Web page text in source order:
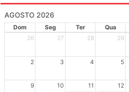
AGOSTO 2026
Dom Seg Ter Qua
26
27 28 29
2 3 4 5
9 10 11 12